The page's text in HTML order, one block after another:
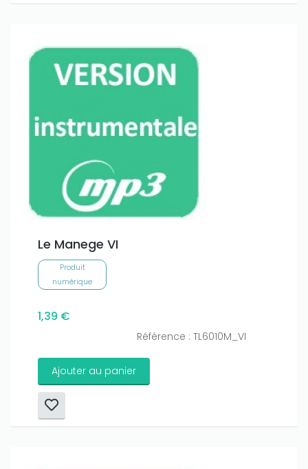
Le Manege VI
Produit
numérique
1,39 €
Référence : TL6010M_VI
Ajouter au panier